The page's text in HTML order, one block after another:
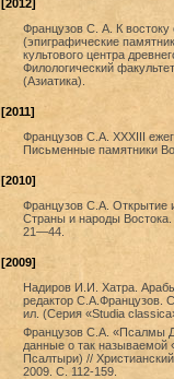
[2012]
Французов С. А. К востоку
(эпиграфические
культового центра
Филологический
(Азиатика).
[2011]
Французов С.А. XXXIII
Письменные памятники
[2010]
Французов С.А. Открытие
Страны и народы
21—44.
[2009]
Надиров И.И. Хатра.
редактор С.А.Французов.
ил. (Серия «Studia
Французов С.А. «Псалмы
данные о так называемой
Псалтыри) //
2009. С. 112-159.